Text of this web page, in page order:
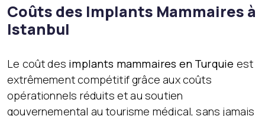
Coûts des Implants Mammaires à
Istanbul
Le coût des implants mammaires en Turquie est
extrêmement compétitif grâce aux coûts
opérationnels réduits et au soutien
gouvernemental au tourisme médical, sans jamais